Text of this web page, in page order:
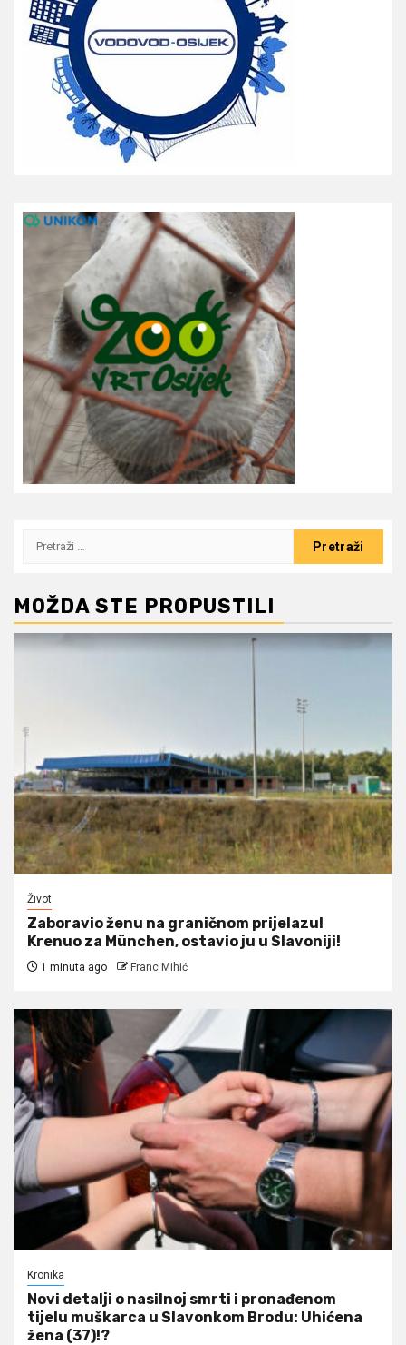
Pretraži:
MOŽDA STE PROPUSTILI
Život
Zaboravio ženu na graničnom prijelazu!
Krenuo za München, ostavio ju u Slavoniji!
1 minuta ago Franc Mihić
Kronika
Novi detalji o nasilnoj smrti i pronađenom
tijelu muškarca u Slavonkom Brodu: Uhićena
žena (37)!?